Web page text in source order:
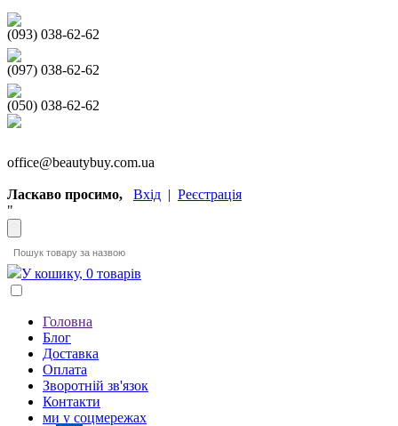
(093) 038-62-62
(097) 038-62-62
(050) 038-62-62
office@beautybuy.com.ua
Ласкаво просимо, Вхід | Реєстрація
"
У кошику, 0 товарів
Головна
Блог
Доставка
Оплата
Зворотній зв'язок
Контакти
ми у соцмережах